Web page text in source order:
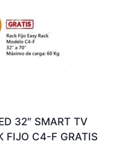
32″ SMART TV
FIJO C4-F GRATIS